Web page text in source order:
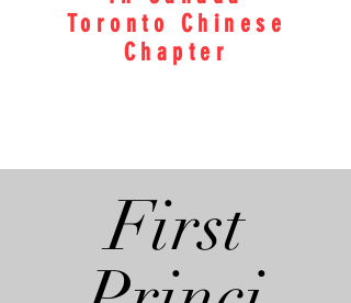
Toronto Chinese
Chapter
First